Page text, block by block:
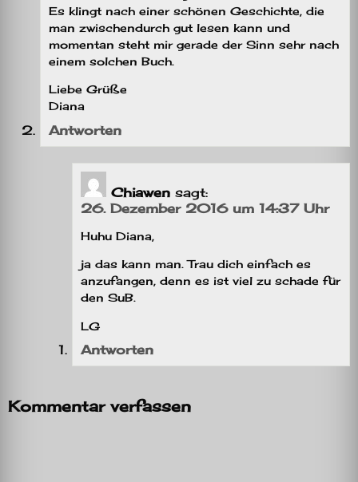
Es klingt nach einer schönen Geschichte, die
man zwischendurch gut lesen kann und
momentan steht mir gerade der Sinn sehr nach
einem solchen Buch.
Liebe Grüße
Diana
Antworten
Chiawen sagt:
26. Dezember 2016 um 14:37 Uhr
Huhu Diana,
ja das kann man. Trau dich einfach es
anzufangen, denn es ist viel zu schade für
den SuB.
LG
Antworten
Kommentar verfassen